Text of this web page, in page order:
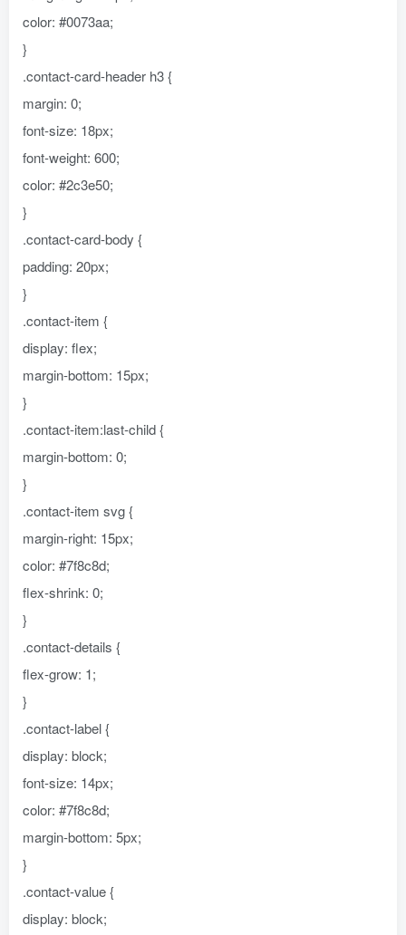
color: #0073aa;
}
.contact-card-header h3 {
margin: 0;
font-size: 18px;
font-weight: 600;
color: #2c3e50;
}
.contact-card-body {
padding: 20px;
}
.contact-item {
display: flex;
margin-bottom: 15px;
}
.contact-item:last-child {
margin-bottom: 0;
}
.contact-item svg {
margin-right: 15px;
color: #7f8c8d;
flex-shrink: 0;
}
.contact-details {
flex-grow: 1;
}
.contact-label {
display: block;
font-size: 14px;
color: #7f8c8d;
margin-bottom: 5px;
}
.contact-value {
display: block;